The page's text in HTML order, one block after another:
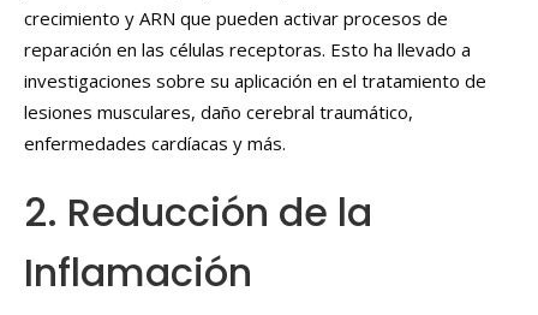
crecimiento y ARN que pueden activar procesos de
reparación en las células receptoras. Esto ha llevado a
investigaciones sobre su aplicación en el tratamiento de
lesiones musculares, daño cerebral traumático,
enfermedades cardíacas y más.
2. Reducción de la
Inflamación